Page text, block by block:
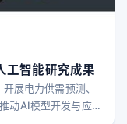
工智能研究成果
展电力供需预测、
动AI模型开发与应